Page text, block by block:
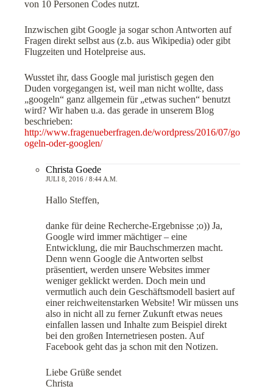
von 10 Personen Codes nutzt.
Inzwischen gibt Google ja sogar schon Antworten auf
Fragen direkt selbst aus (z.b. aus Wikipedia) oder gibt
Flugzeiten und Hotelpreise aus.
Wusstet ihr, dass Google mal juristisch gegen den
Duden vorgegangen ist, weil man nicht wollte, dass
„googeln“ ganz allgemein für „etwas suchen“ benutzt
wird? Wir haben u.a. das gerade in unserem Blog
beschrieben:
http://www.fragenueberfragen.de/wordpress/2016/07/go
ogeln-oder-googlen/
Christa Goede
JULI 8, 2016 / 8:44 A.M.
Hallo Steffen,
danke für deine Recherche-Ergebnisse ;o)) Ja,
Google wird immer mächtiger – eine
Entwicklung, die mir Bauchschmerzen macht.
Denn wenn Google die Antworten selbst
präsentiert, werden unsere Websites immer
weniger geklickt werden. Doch mein und
vermutlich auch dein Geschäftsmodell basiert auf
einer reichweitenstarken Website! Wir müssen uns
also in nicht all zu ferner Zukunft etwas neues
einfallen lassen und Inhalte zum Beispiel direkt
bei den großen Internetriesen posten. Auf
Facebook geht das ja schon mit den Notizen.
Liebe Grüße sendet
Christa